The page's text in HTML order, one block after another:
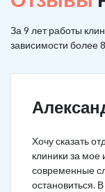
За 9 лет работы
зависимости более
Хочу сказать
клиники за мое
современные
остановиться.